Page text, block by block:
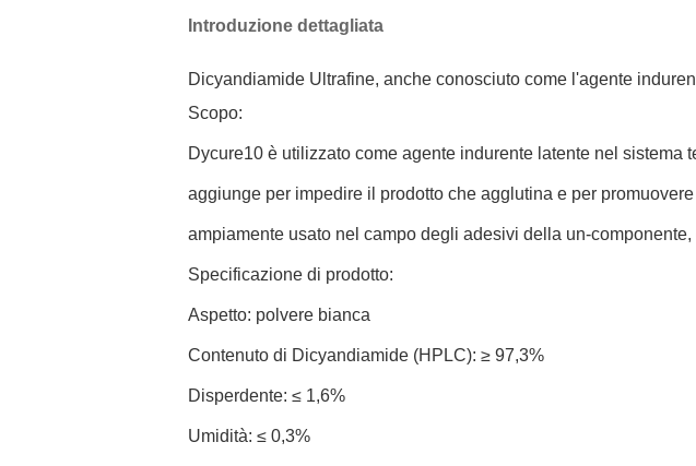
Introduzione dettagliata
Dicyandiamide Ultrafine, anche conosciuto come l'agente
Scopo:
Dycure10 è utilizzato come agente indurente latente nel
aggiunge per impedire il prodotto che agglutina e per
ampiamente usato nel campo degli adesivi della un-
Specificazione di prodotto:
Aspetto: polvere bianca
Contenuto di Dicyandiamide (HPLC): ≥ 97,3%
Disperdente: ≤ 1,6%
Umidità: ≤ 0,3%